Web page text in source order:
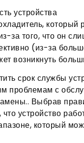
устройства
который
за того, что он
(из-за
возникнуть
срок службы
проблемам с
Выбрав
устройство
который